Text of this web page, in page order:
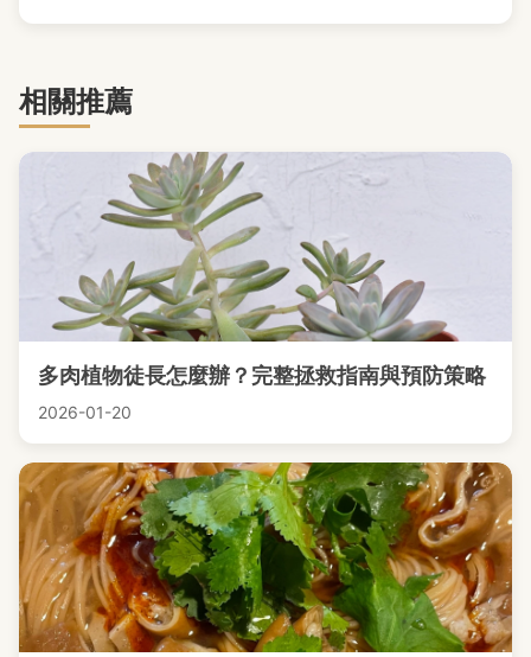
相關推薦
多肉植物徒長怎麼辦？完整拯救指南與預防策略
2026-01-20